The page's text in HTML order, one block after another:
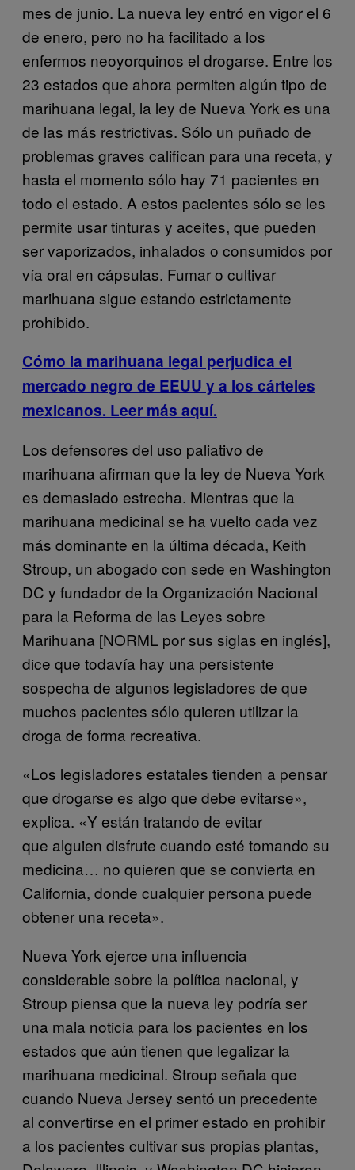
mes de junio. La nueva ley entró en vigor el 6
de enero, pero no ha facilitado a los
enfermos neoyorquinos el drogarse. Entre los
23 estados que ahora permiten algún tipo de
marihuana legal, la ley de Nueva York es una
de las más restrictivas. Sólo un puñado de
problemas graves califican para una receta, y
hasta el momento sólo hay 71 pacientes en
todo el estado. A estos pacientes sólo se les
permite usar tinturas y aceites, que pueden
ser vaporizados, inhalados o consumidos por
vía oral en cápsulas. Fumar o cultivar
marihuana sigue estando estrictamente
prohibido.
Cómo la marihuana legal perjudica el
mercado negro de EEUU y a los cárteles
mexicanos. Leer más aquí.
Los defensores del uso paliativo de
marihuana afirman que la ley de Nueva York
es demasiado estrecha. Mientras que la
marihuana medicinal se ha vuelto cada vez
más dominante en la última década, Keith
Stroup, un abogado con sede en Washington
DC y fundador de la Organización Nacional
para la Reforma de las Leyes sobre
Marihuana [NORML por sus siglas en inglés],
dice que todavía hay una persistente
sospecha de algunos legisladores de que
muchos pacientes sólo quieren utilizar la
droga de forma recreativa.
«Los legisladores estatales tienden a pensar
que drogarse es algo que debe evitarse»,
explica. «Y están tratando de evitar
que alguien disfrute cuando esté tomando su
medicina… no quieren que se convierta en
California, donde cualquier persona puede
obtener una receta».
Nueva York ejerce una influencia
considerable sobre la política nacional, y
Stroup piensa que la nueva ley podría ser
una mala noticia para los pacientes en los
estados que aún tienen que legalizar la
marihuana medicinal. Stroup señala que
cuando Nueva Jersey sentó un precedente
al convertirse en el primer estado en prohibir
a los pacientes cultivar sus propias plantas,